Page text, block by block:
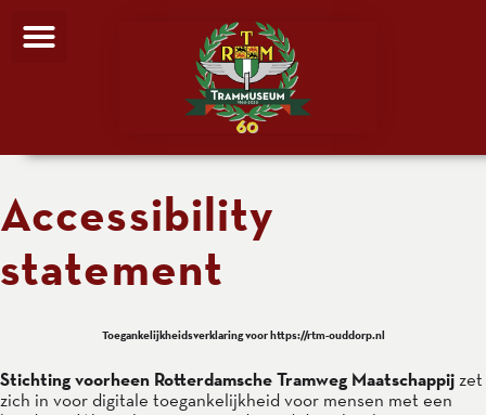
Accessibility
statement
Toegankelijkheidsverklaring voor https://rtm-ouddorp.nl
Stichting voorheen Rotterdamsche Tramweg Maatschappijzet
zich in voor digitale toegankelijkheid voor mensen met een